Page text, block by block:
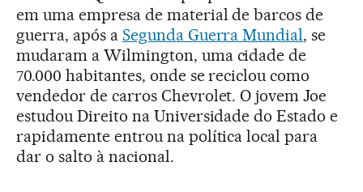
em uma empresa de material de barcos de
guerra, após a Segunda Guerra Mundial, se
mudaram a Wilmington, uma cidade de
70.000 habitantes, onde se reciclou como
vendedor de carros Chevrolet. O jovem Joe
estudou Direito na Universidade do Estado e
rapidamente entrou na política local para
dar o salto à nacional.